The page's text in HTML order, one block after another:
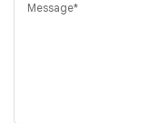
Message*